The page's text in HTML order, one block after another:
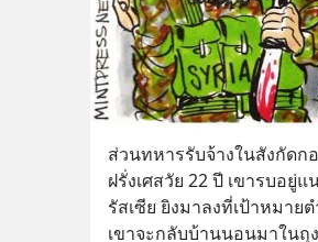
ส่วนทหารรับจ้างในสังกัดก
ฝรั่งเศสวัย 22 ปี เขารบอ
รัสเซีย ยิงมาลงที่เป้าหมาย
เขาจะกลับบ้านนอนมาในถุ